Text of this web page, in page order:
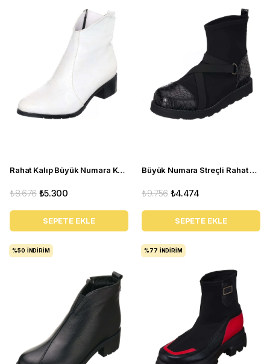
Rahat Kalıp Büyük Numara Kadın BOT K1002 Beyaz
₺5.300
₺8.676
SEPETE EKLE
Büyük Numara Streçli Rahat Kadın Bot ND1204 siyah
₺4.474
₺9.756
SEPETE EKLE
%50 İNDIRIM %77 İNDIRIM